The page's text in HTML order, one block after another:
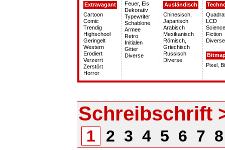
Extravagant
Cartoon
Comic
Trendig
Highschool
Geringelt
Western
Erodiert
Verzerrt
Zerstört
Horror
Feuer, Eis
Dekorativ
Typewriter
Schablone,
Armee
Retro
Initialen
Gitter
Diverse
Ausländisch
Chinesisch,
Japanisch
Arabisch
Mexikanisch
Römisch,
Griechisch
Russisch
Diverse
LCD
Fiction
Diverse
Pixel,
Schreibschrift
1 2 3 4 5 6 7